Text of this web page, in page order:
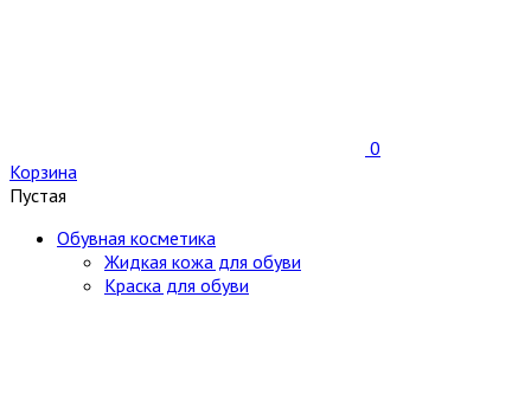
0
Корзина
Пустая
Обувная косметика
Жидкая кожа для обуви
Краска для обуви